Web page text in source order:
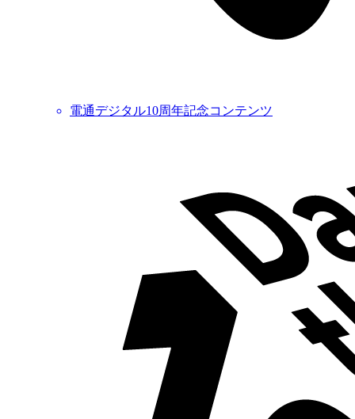
電通デジタル10周年記念コンテンツ